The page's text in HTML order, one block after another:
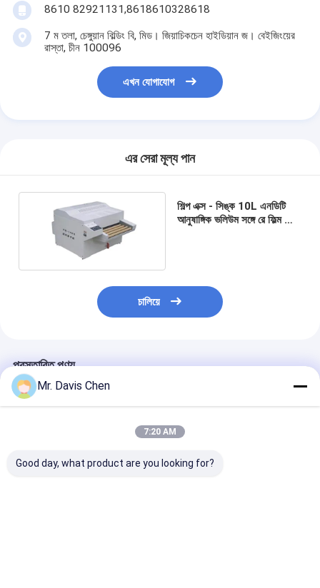
8610 82921131,8618610328618
7 ম তলা, চেঙ্গুয়ান বিল্ডিং বি, মিড। জিয়াচিকচেন হাইডিয়ান জ। বেইজিংয়ের
রাস্তা, চীন 100096
এখন যোগাযোগ
এর সেরা মূল্য পান
শিল্প এক্স - সিঙ্ক 10L এনডিটি
আনুষাঙ্গিক ভলিউম সঙ্গে রে ফিল্ম ফিল্ম
চালিয়ে
প্রস্তাবিত পণ্য
Mr. Davis Chen
7:20 AM
Good day, what product are you looking for?